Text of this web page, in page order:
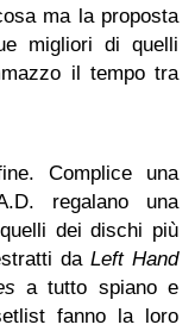
ma la proposta
migliori di quelli
il tempo tra
Complice una
regalano una
dei dischi più
da Left Hand
a tutto spiano e
fanno la loro